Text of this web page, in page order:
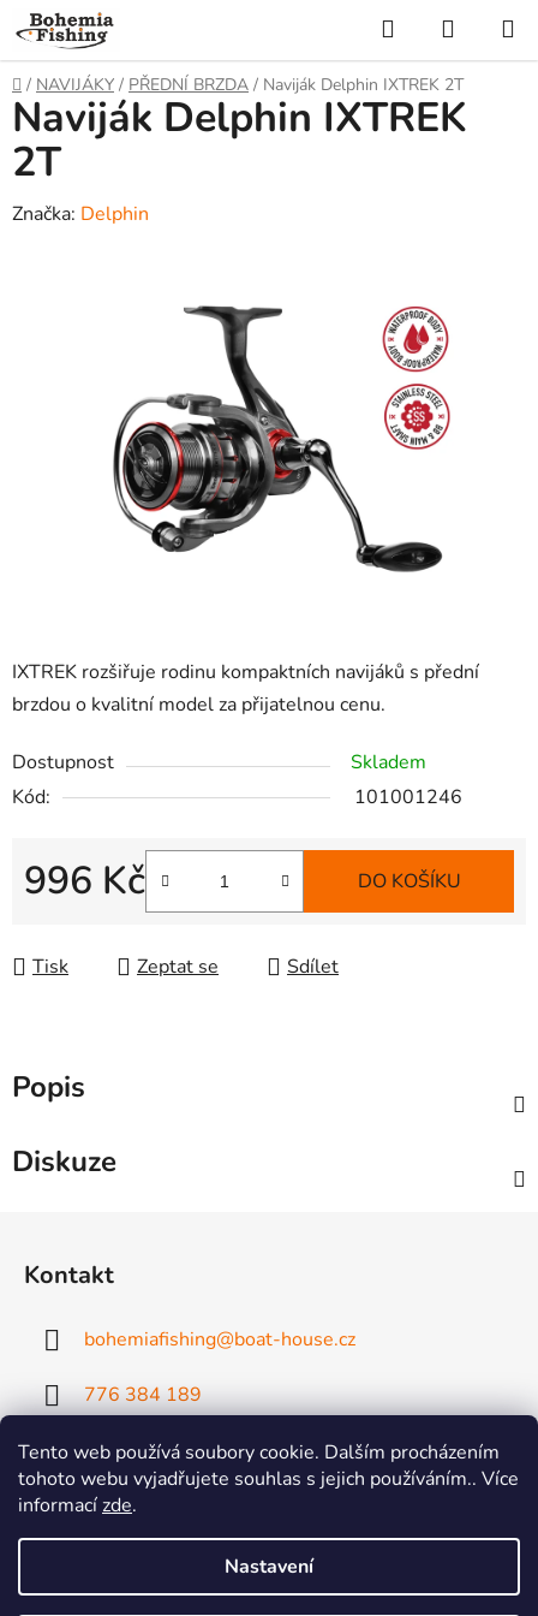
Tento web používá soubory cookie. Dalším procházením
tohoto webu vyjadřujete souhlas s jejich používáním.. Více
informacízde.
Nastavení
Přejít
na
obsah
Hledat
KOŠÍK
Domů
/ NAVIJÁKY / PŘEDNÍ BRZDA / Naviják Delphin IXTREK 2T
IXTREK rozšiřuje rodinu kompaktních navijáků s přední
brzdou o kvalitní model za přijatelnou cenu.
Dostupnost
Skladem
Kód:
101001246
996 Kč DO KOŠÍKU
Tisk Zeptat se Sdílet
Naviják Delphin IXTREK
2T
Značka: Delphin
Popis
Diskuze
Kontakt
bohemiafishing@boat-house.cz
776 384 189